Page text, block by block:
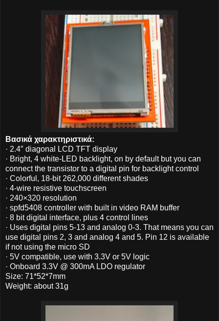
Βασικά χαρακτηριστικά:
· 2.4″ diagonal LCD TFT display
· Bright, 4 white-LED backlight, on by default but you can
connect the transistor to a digital pin for backlight control
· Colorful, 18-bit 262,000 different shades
· 4-wire resistive touchscreen
· 240×320 resolution
· spfd5408 controller with built in video RAM buffer
· 8 bit digital interface, plus 4 control lines
· Uses digital pins 5-13 and analog 0-3. That means you can
use digital pins 2, 3 and analog 4 and 5. Pin 12 is available
if not using the micro SD
· 5V compatible, use with 3.3V or 5V logic
· Onboard 3.3V @ 300mA LDO regulator
Size: 71*52*7mm
Weight: about 31g